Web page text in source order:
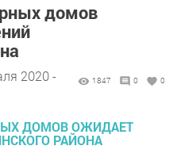
домов
2020 -
1847 0 0